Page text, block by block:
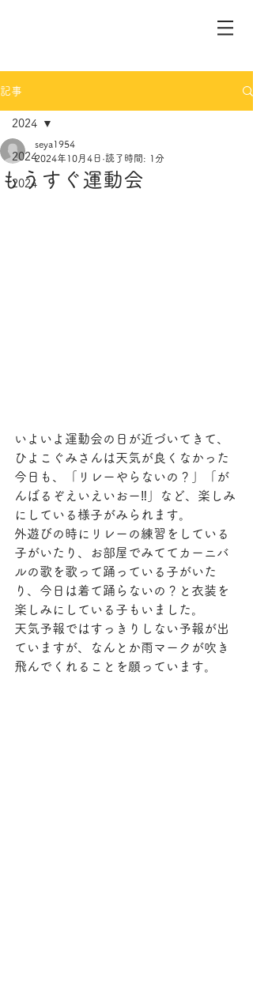
記事
2024
2024
2024
もうすぐ運動会
seya1954
2024年10月4日 読了時間: 1分
いよいよ運動会の日が近づいてきて、
ひよこぐみさんは天気が良くなかった
今日も、「リレーやらないの？」「が
んばるぞえいえいおー‼︎」など、楽しみ
にしている様子がみられます。
外遊びの時にリレーの練習をしている
子がいたり、お部屋でみててカーニバ
ルの歌を歌って踊っている子がいた
り、今日は着て踊らないの？と衣装を
楽しみにしている子もいました。
天気予報ではすっきりしない予報が出
ていますが、なんとか雨マークが吹き
飛んでくれることを願っています。